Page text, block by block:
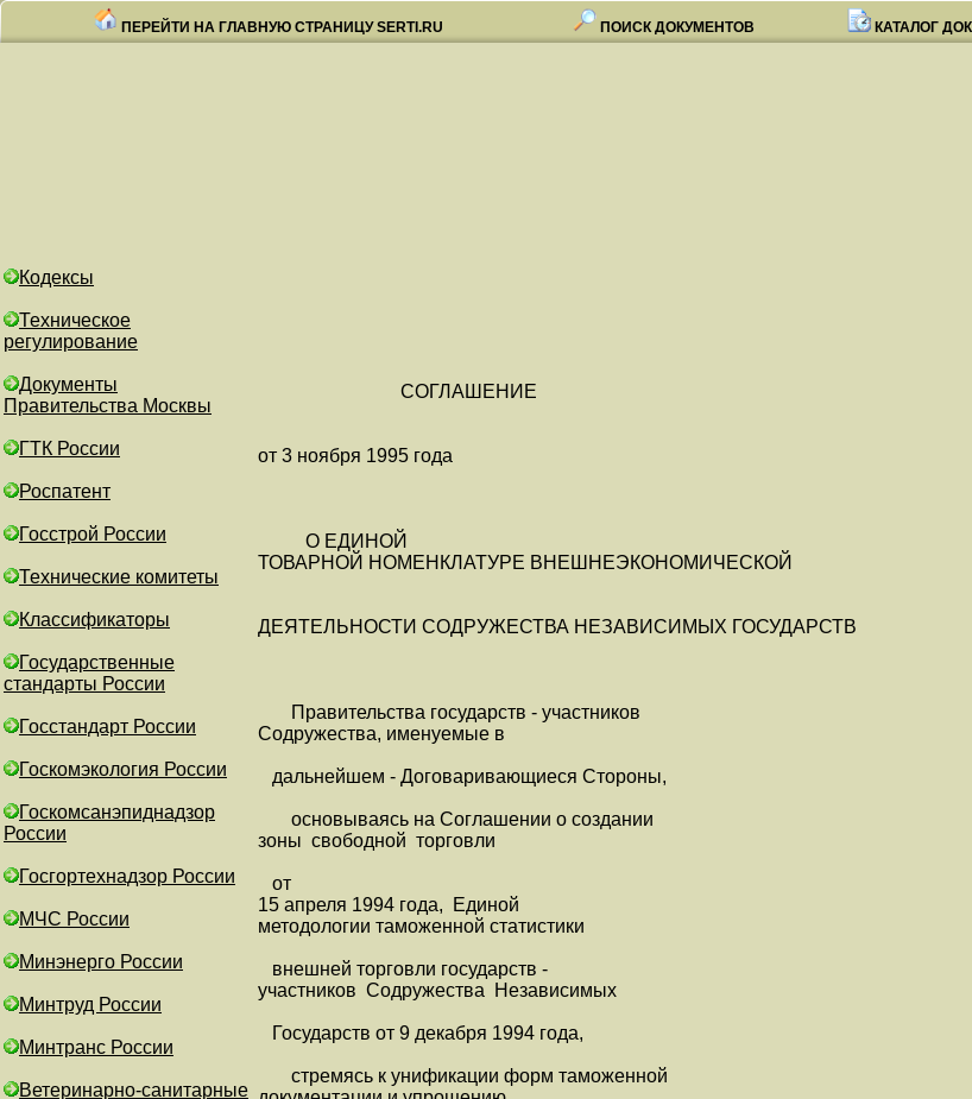
ПЕРЕЙТИ НА ГЛАВНУЮ СТРАНИЦУ SERTI.RU ПОИСК ДОКУМЕНТОВ КАТАЛОГ
Кодексы
Техническое
регулирование
Документы
Правительства Москвы
ГТК России
Роспатент
Госстрой России
Технические комитеты
Классификаторы
Государственные
стандарты России
Госстандарт России
Госкомэкология России
Госкомсанэпиднадзор
России
Госгортехнадзор России
МЧС России
Минэнерго России
Минтруд России
Минтранс России
Ветеринарно-санитарные
СОГЛАШЕНИЕ
от 3 ноября 1995 года
О ЕДИНОЙ
ТОВАРНОЙ НОМЕНКЛАТУРЕ ВНЕШНЕЭКОНОМИЧЕСКОЙ
ДЕЯТЕЛЬНОСТИ СОДРУЖЕСТВА НЕЗАВИСИМЫХ ГОСУДАРСТВ
Правительства государств - участников
Содружества, именуемые в
дальнейшем - Договаривающиеся Стороны,
основываясь на Соглашении о создании
зоны свободной торговли
от
15 апреля 1994 года, Единой
методологии таможенной статистики
внешней торговли государств -
участников Содружества Независимых
Государств от 9 декабря 1994 года,
стремясь к унификации форм таможенной